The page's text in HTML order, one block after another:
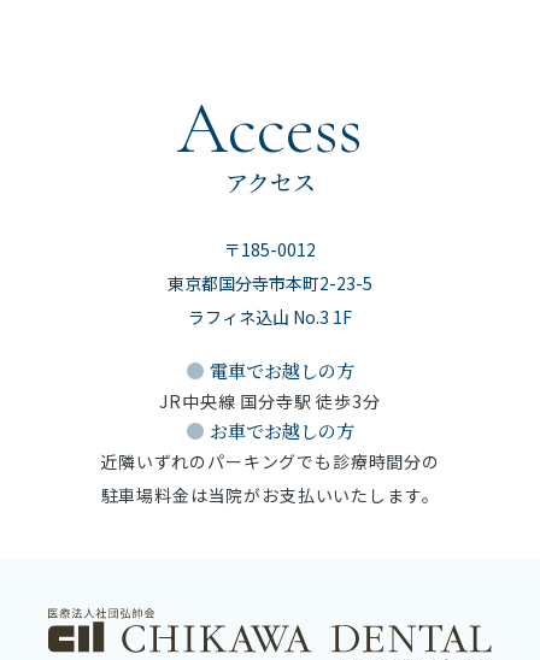
Access
アクセス
〒185-0012
東京都国分寺市本町2-23-5
ラフィネ込山 No.3 1F
電車でお越しの方
JR中央線 国分寺駅 徒歩3分
お車でお越しの方
近隣いずれのパーキングでも診療時間分の
駐車場料金は当院がお支払いいたします。